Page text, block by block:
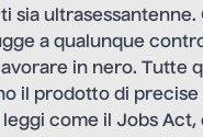
sia ultrasessantenne.
a qualunque
in nero. Tutte
il prodotto di precise
come il Jobs Act,